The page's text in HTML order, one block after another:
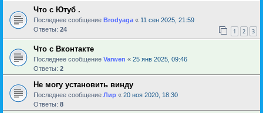
Что с Ютуб .
Последнее сообщение Brodyaga « 11 сен 2025, 21:59
Ответы: 24 1 2 3
Что с Вконтакте
Последнее сообщение Varwen « 25 янв 2025, 09:46
Ответы: 2
Не могу установить винду
Последнее сообщение Лир « 20 ноя 2020, 18:30
Ответы: 8